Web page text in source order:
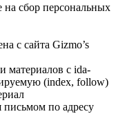
на сбор персональных
с сайта Gizmo’s
материалов с ida-
(index, follow)
по адресу